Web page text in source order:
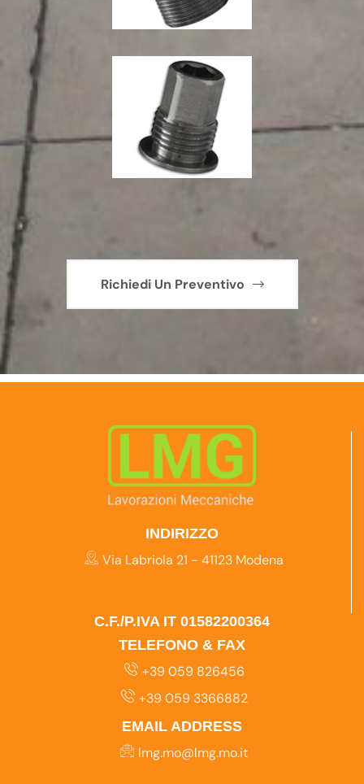
Richiedi Un Preventivo
INDIRIZZO
Via Labriola 21 - 41123 Modena
C.F./P.IVA IT 01582200364
TELEFONO & FAX
+39 059 826456
+39 059 3366882
EMAIL ADDRESS
lmg.mo@lmg.mo.it